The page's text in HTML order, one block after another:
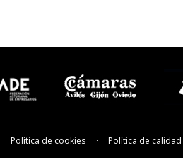
Política de cookies Política de calidad